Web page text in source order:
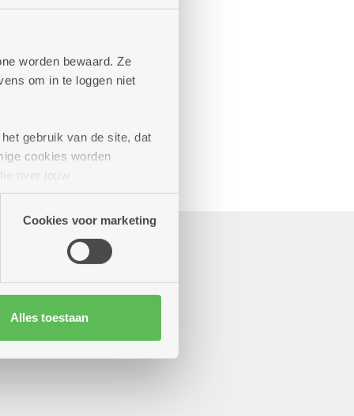
worden bewaard. Ze
om in te loggen niet
gebruik van de site, dat
cookies worden
kunnen deze gegevens
Cookies voor marketing
Alles toestaan